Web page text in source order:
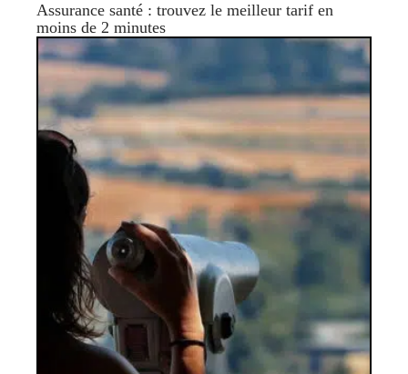
Assurance santé : trouvez le meilleur tarif en
moins de 2 minutes